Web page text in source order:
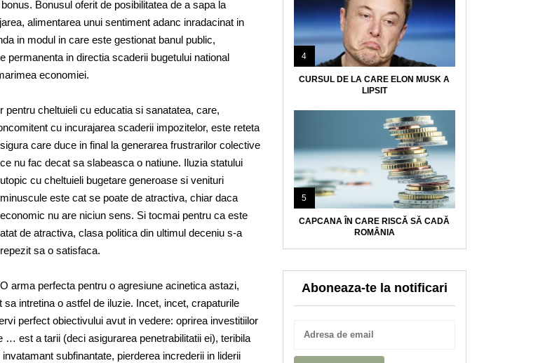
Bonusul oferit de posibilitatea de a sapa la
alimentarea unui sentiment adanc inradacinat in
in modul in care este gestionat banul public,
permanenta in directia scaderii bugetului national
economiei.
pentru cheltuieli cu educatia si sanatatea, care,
cu incurajarea scaderii impozitelor, este reteta
sigura care duce in final la generarea frustrarilor colective
ce nu fac decat sa slabeasca o natiune. Iluzia statului
utopic cu cheltuieli bugetare generoase si venituri
minuscule este cat se poate de atractiva, chiar daca
economic nu are niciun sens. Si tocmai pentru ca este
atat de atractiva, clasa politica din ultimul deceniu s-a
repezit sa o satisfaca.
O arma perfecta pentru o agresiune acinetica astazi,
intretina o astfel de iluzie. Incet, incet, crapaturile
perfect obiectivului avut in vedere: oprirea investitiilor
est a tarii (deci asigurarea penetrabilitatii ei), teribila
subfinantate, pierderea increderii in liderii
4
CURSUL DE LA CARE ELON MUSK A
LIPSIT
5
CAPCANA ÎN CARE RISCĂ SĂ CADĂ
ROMÂNIA
Aboneaza-te la notificari